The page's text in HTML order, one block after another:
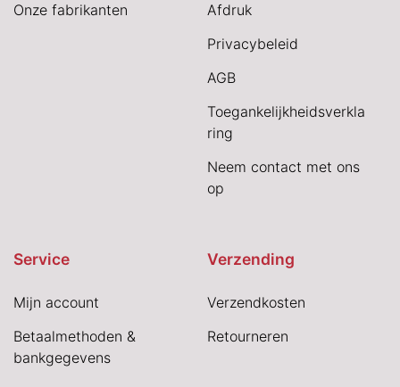
Onze fabrikanten
Afdruk
Privacybeleid
AGB
Toegankelijkheidsverkla
ring
Neem contact met ons
op
Service
Mijn account
Betaalmethoden &
bankgegevens
Verzending
Verzendkosten
Retourneren